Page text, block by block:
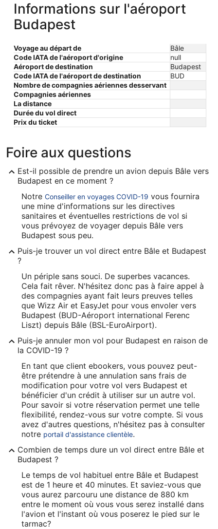
Informations sur l'aéroport
Budapest
Voyage au départ de
Bâle
Code IATA de l'aéroport d'origine
null
Aéroport de destination
Budapest
Code IATA de l'aéroport de destination
BUD
Nombre de compagnies aériennes desservant
Compagnies aériennes
La distance
Durée du vol direct
Prix ​​du ticket
Foire aux questions
Est-il possible de prendre un avion depuis Bâle vers
Budapest en ce moment ?
Notre Conseiller en voyages COVID-19 vous fournira
une mine d'informations sur les directives
sanitaires et éventuelles restrictions de vol si
vous prévoyez de voyager depuis Bâle vers
Budapest sous peu.
Puis-je trouver un vol direct entre Bâle et Budapest
?
Un périple sans souci. De superbes vacances.
Cela fait rêver. N'hésitez donc pas à faire appel à
des compagnies ayant fait leurs preuves telles
que Wizz Air et EasyJet pour vous envoler vers
Budapest (BUD-Aéroport international Ferenc
Liszt) depuis Bâle (BSL-EuroAirport).
Puis-je annuler mon vol pour Budapest en raison de
la COVID-19 ?
En tant que client ebookers, vous pouvez peut-
être prétendre à une annulation sans frais de
modification pour votre vol vers Budapest et
bénéficier d'un crédit à utiliser sur un autre vol.
Pour savoir si votre réservation permet une telle
flexibilité, rendez-vous sur votre compte. Si vous
avez d'autres questions, n'hésitez pas à consulter
notre portail d'assistance clientèle.
Combien de temps dure un vol direct entre Bâle et
Budapest ?
Le temps de vol habituel entre Bâle et Budapest
est de 1 heure et 40 minutes. Et saviez-vous que
vous aurez parcouru une distance de 880 km
entre le moment où vous vous serez installé dans
l'avion et l'instant où vous poserez le pied sur le
tarmac?